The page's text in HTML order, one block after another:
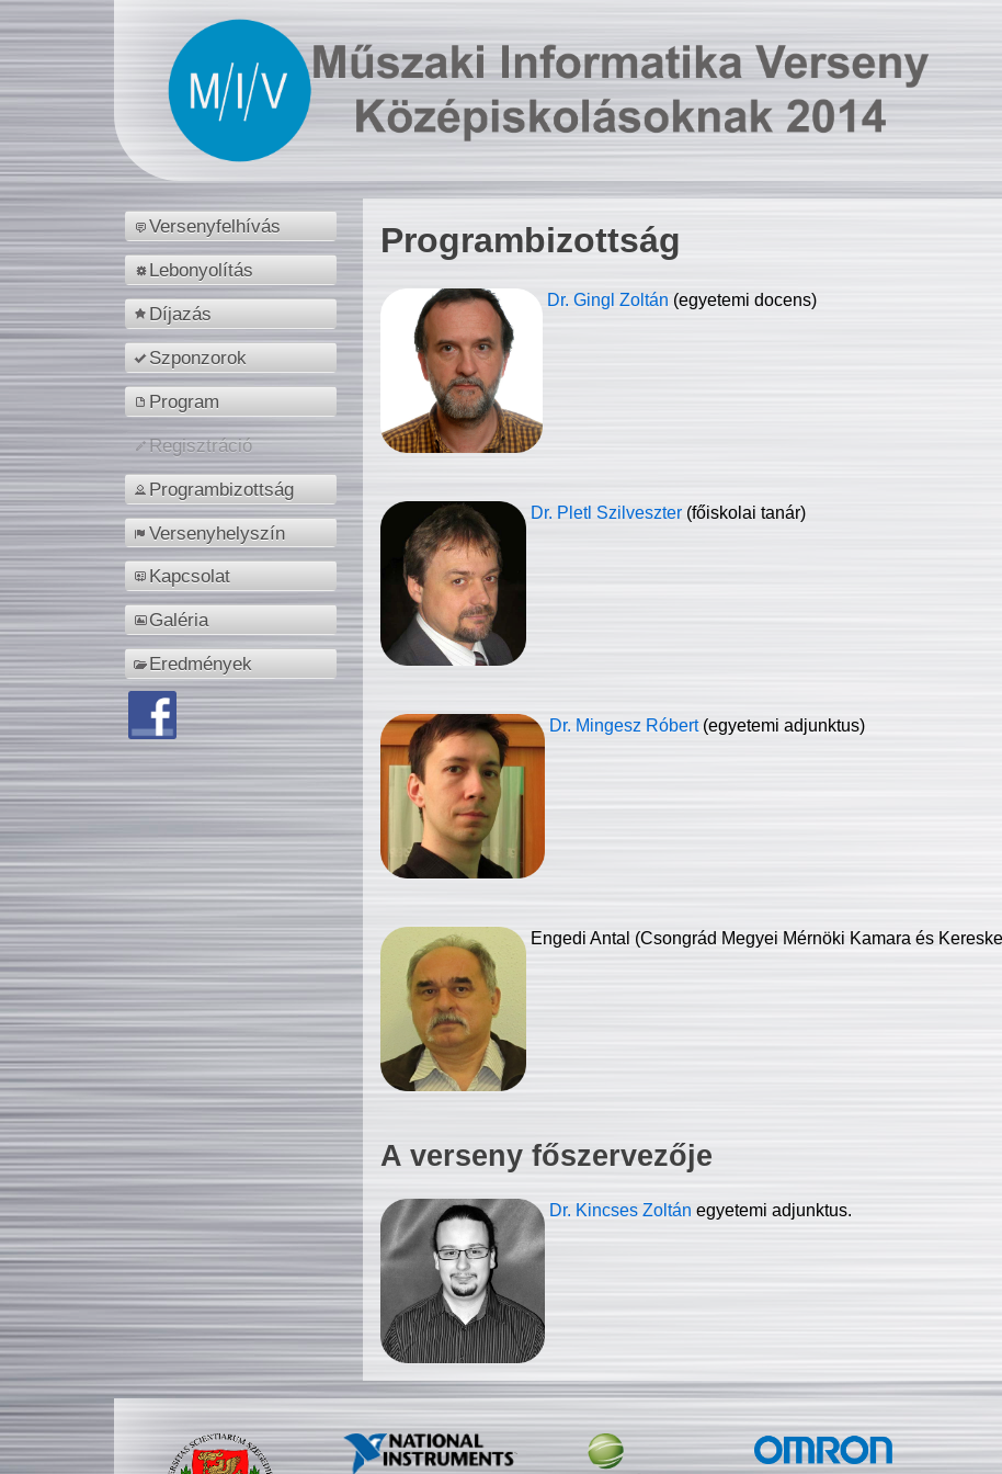
Versenyfelhívás
Lebonyolítás
Díjazás
Szponzorok
Program
Regisztráció
Programbizottság
Versenyhelyszín
Kapcsolat
Galéria
Eredmények
Programbizottság
Dr. Gingl Zoltán (egyetemi docens)
Dr. Pletl Szilveszter (főiskolai tanár)
Dr. Mingesz Róbert (egyetemi adjunktus)
Engedi Antal (Csongrád Megyei Mérnöki Kamara és
A verseny főszervezője
Dr. Kincses Zoltán egyetemi adjunktus.